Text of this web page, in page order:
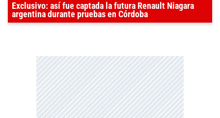
Exclusivo: así fue captada la futura Renault Niagara
argentina durante pruebas en Córdoba